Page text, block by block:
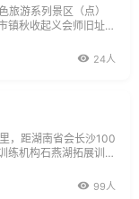
旅游系列景区（点）
镇秋收起义会师旧址纪
24人
，距湖南省会长沙100
练机构石燕湖拓展训练
99人